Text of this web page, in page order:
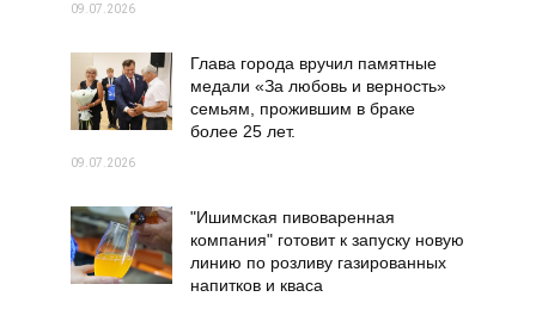
09.07.2026
Глава города вручил памятные
медали «За любовь и верность»
семьям, прожившим в браке
более 25 лет.
09.07.2026
"Ишимская пивоваренная
компания" готовит к запуску новую
линию по розливу газированных
напитков и кваса